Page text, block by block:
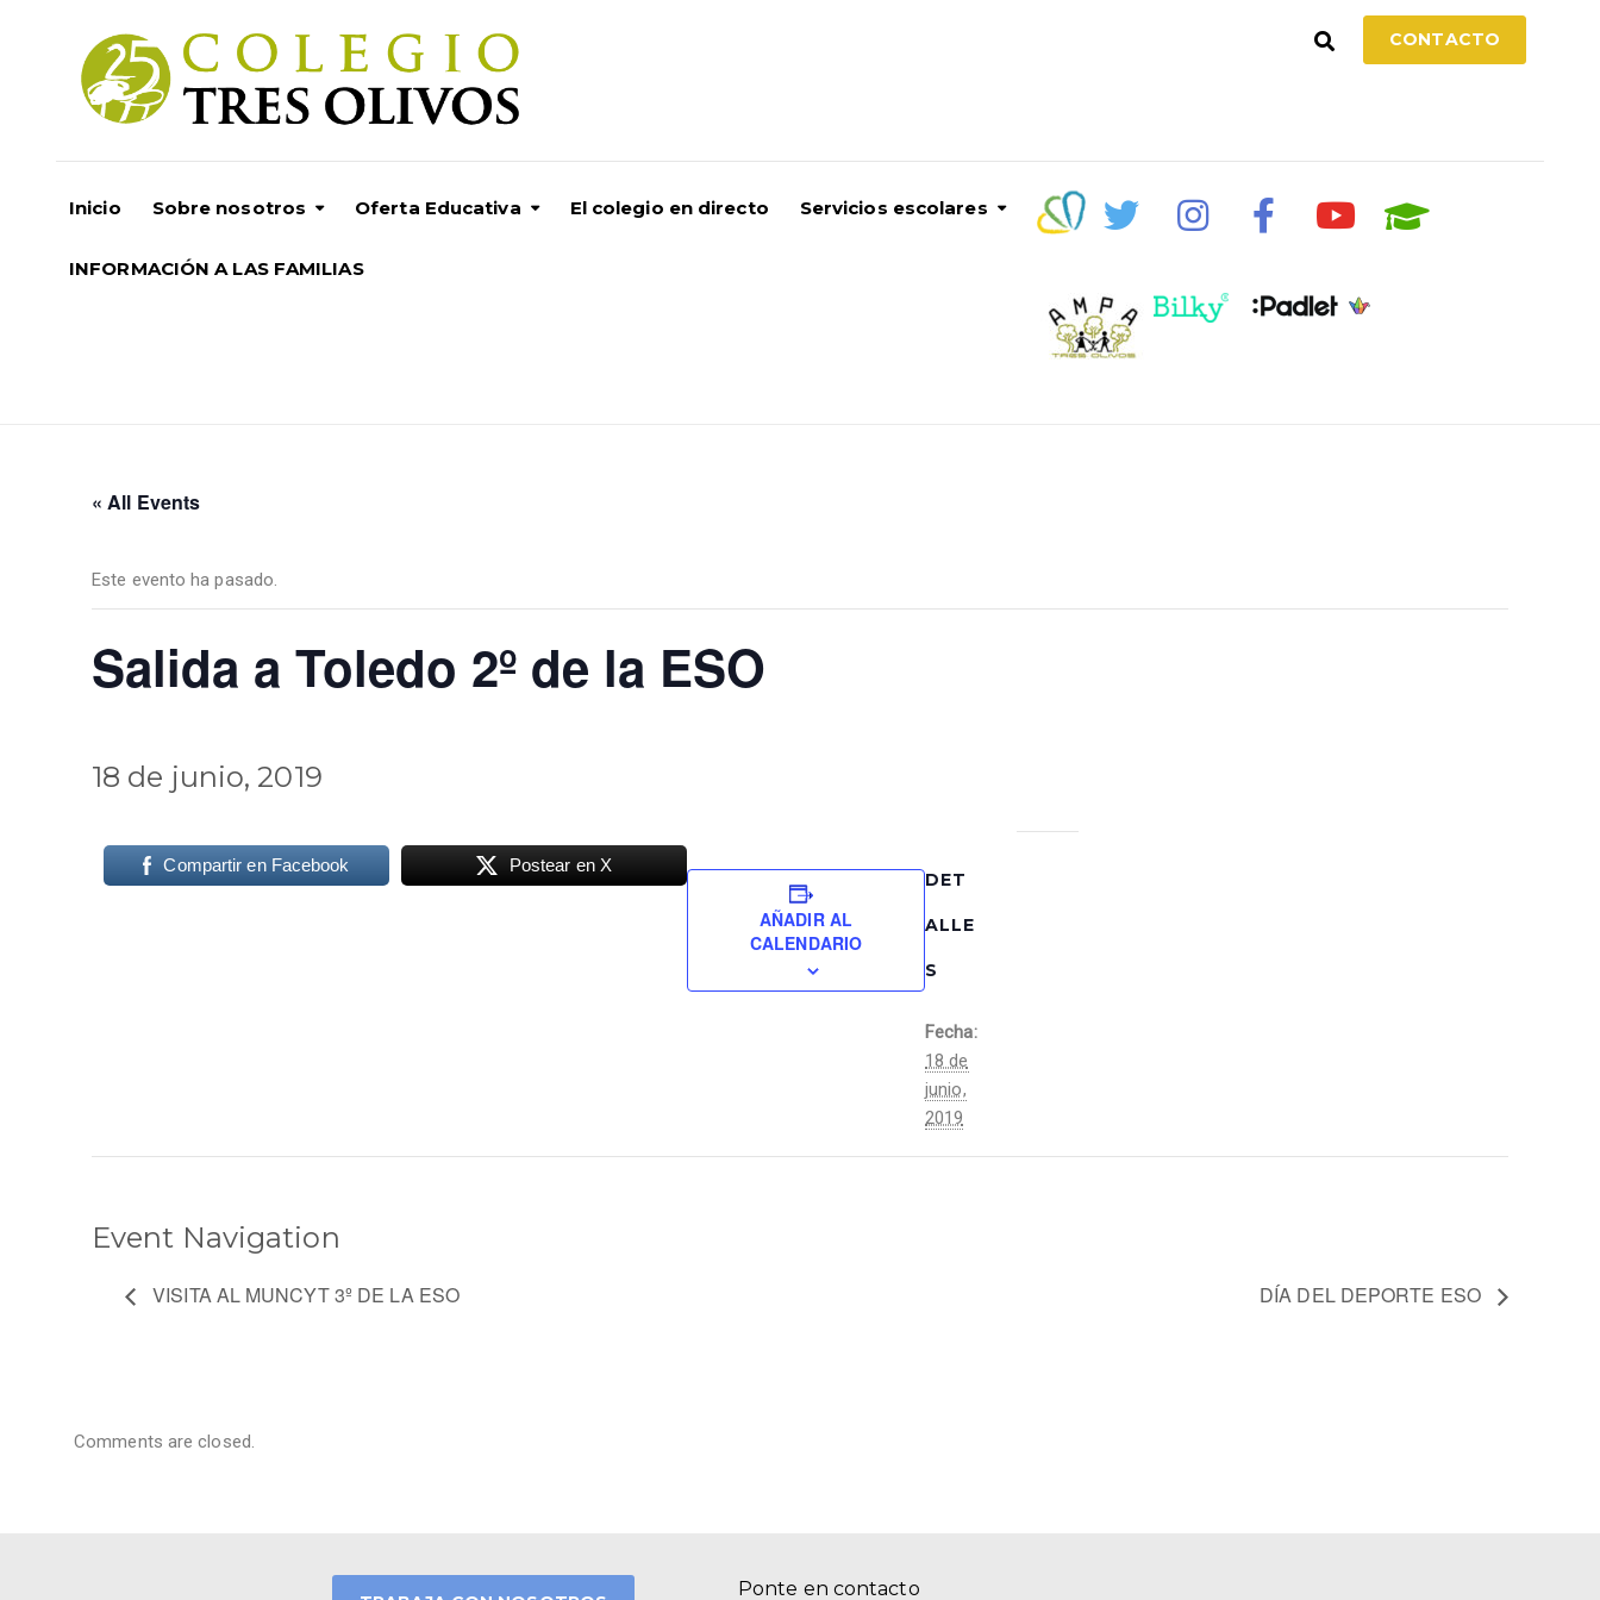
CONTACTO
Inicio Sobre nosotros Oferta Educativa El colegio en directo Servicios escolares
INFORMACIÓN A LAS FAMILIAS
« All Events
Este evento ha pasado.
Salida a Toledo 2º de la ESO
18 de junio, 2019
Compartir en Facebook Postear en X
AÑADIR AL
CALENDARIO
DET
ALLE
S
Fecha:
18 de
junio,
2019
Event Navigation
VISITA AL MUNCYT 3º DE LA ESO DÍA DEL DEPORTE ESO
Comments are closed.
Ponte en contacto